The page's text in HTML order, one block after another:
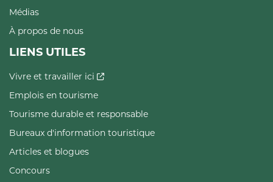
Médias
À propos de nous
LIENS UTILES
Vivre et travailler ici
Emplois en tourisme
Tourisme durable et responsable
Bureaux d'information touristique
Articles et blogues
Concours